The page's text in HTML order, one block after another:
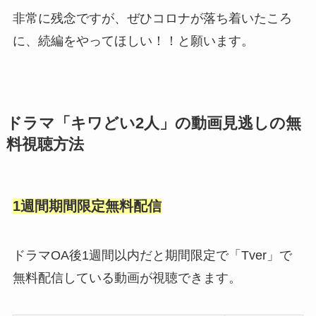
非常に残念ですが、ぜひコロナが落ち着いたころ
に、続編をやってほしい！！と願います。
ドラマ 「キワどい2人」 の動画見逃しの無
料視聴方法
1週間期間限定無料配信
ドラマOA後1週間以内だと期間限定で「Tver」で
無料配信している動画が視聴できます。